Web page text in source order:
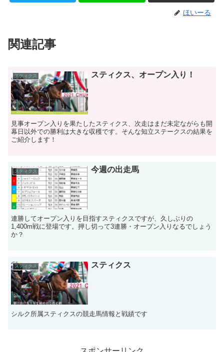
ほいーる
関連記事
スティクス スティクス、オープン入り！
見事オープン入りを果たしたスティクス、次走はまだ未定ながらも開
幕日以外での勝利は大きな収穫です。そんな知立ステークスの結果を
ご紹介します！
スティクス 今週の出走馬
連勝してオープン入りを目指すスティクスですが、久しぶりの
1,400m戦に登場です。押し切って3連勝・オープン入りなるでしょう
か？
スティクス スティクス
シルク所属スティクスの競走馬情報と戦績です